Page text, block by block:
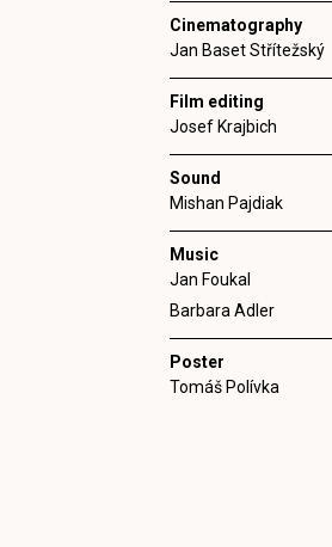
Cinematography
Jan Baset Střítežský
Film editing
Josef Krajbich
Sound
Mishan Pajdiak
Music
Jan Foukal
Barbara Adler
Poster
Tomáš Polívka